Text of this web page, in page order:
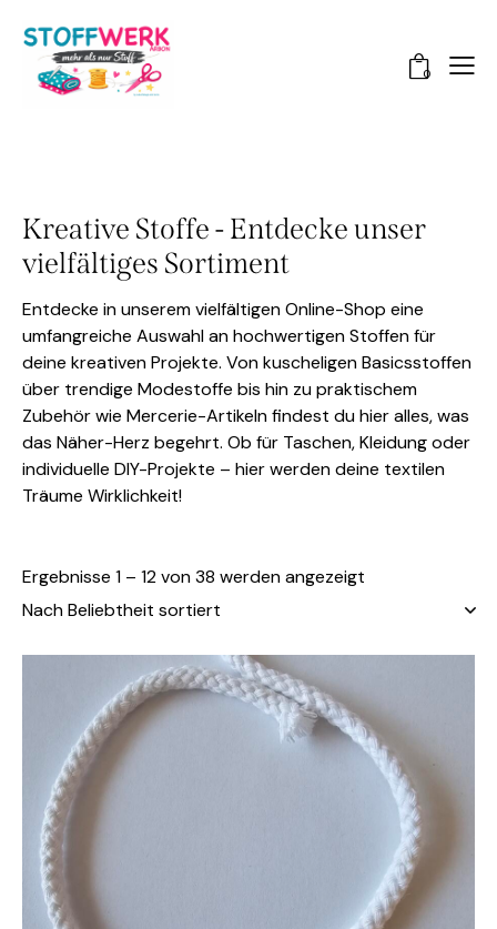
0
Kreative Stoffe - Entdecke unser
vielfältiges Sortiment
Entdecke in unserem vielfältigen Online-Shop eine
umfangreiche Auswahl an hochwertigen Stoffen für
deine kreativen Projekte. Von kuscheligen Basicsstoffen
über trendige Modestoffe bis hin zu praktischem
Zubehör wie Mercerie-Artikeln findest du hier alles, was
das Näher-Herz begehrt. Ob für Taschen, Kleidung oder
individuelle DIY-Projekte – hier werden deine textilen
Träume Wirklichkeit!
Ergebnisse 1 – 12 von 38 werden angezeigt